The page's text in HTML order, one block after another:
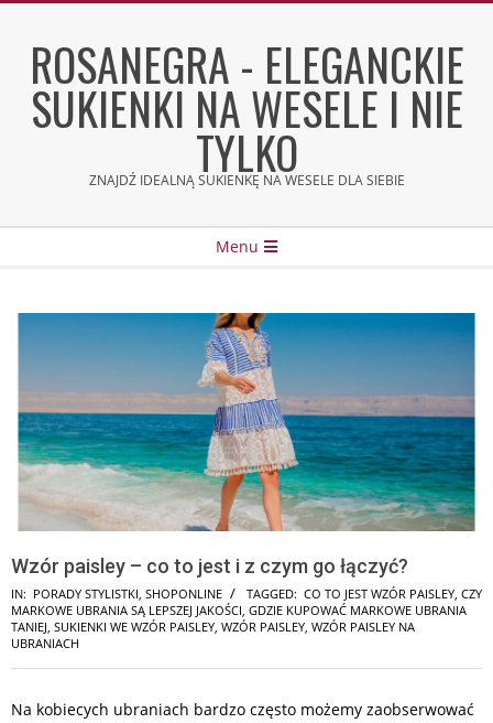
contentROSANEGRA - ELEGANCKIE
SUKIENKI NA WESELE I NIE
TYLKO
ZNAJDŹ IDEALNĄ SUKIENKĘ NA WESELE DLA SIEBIE
Menu
Wzór paisley – co to jest i z czym go łączyć?
IN: PORADY STYLISTKI SHOPONLINE TAGGED: CO TO JEST WZÓR PAISLEY CZY
MARKOWE UBRANIA SĄ LEPSZEJ JAKOŚCI GDZIE KUPOWAĆ MARKOWE UBRANIA
TANIEJ SUKIENKI WE WZÓR PAISLEY WZÓR PAISLEY WZÓR PAISLEY NA
UBRANIACH
Na kobiecych ubraniach bardzo często możemy zaobserwować